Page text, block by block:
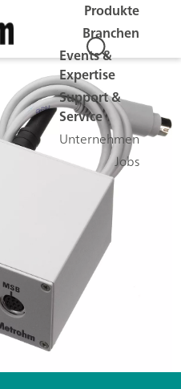
Produkte
Branchen
Events &
Expertise
Support &
Service
Unternehmen
Jobs